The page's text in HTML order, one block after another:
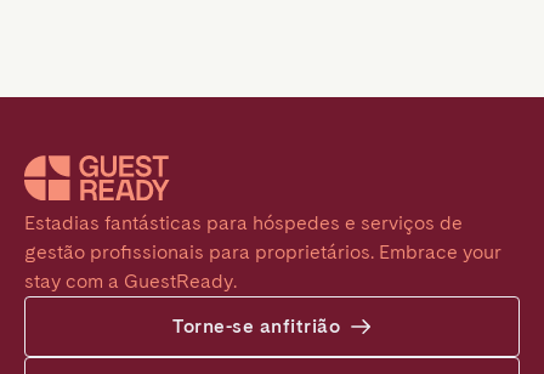
Estadias fantásticas para hóspedes e serviços de
gestão profissionais para proprietários. Embrace your
stay com a GuestReady.
Torne-se anfitrião